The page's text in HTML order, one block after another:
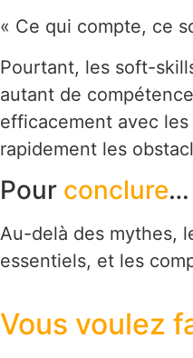
« Ce qui compte, ce
Pourtant, les soft-
autant de
efficacement avec
rapidement les
Pour conclure…
Au-delà des mythes,
essentiels, et les
Vous voulez